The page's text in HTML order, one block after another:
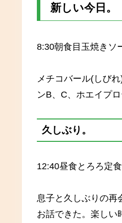
新しい今日。
8:30朝食目玉焼きソ
メチコバール(しび
ンB、C、ホエイプ
久しぶり。
12:40昼食とろろ定食
息子と久しぶりの再
お話できた。楽しい